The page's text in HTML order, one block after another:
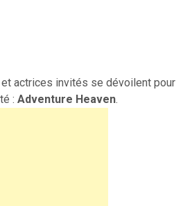
actrices invités se dévoilent pour
:Adventure Heaven.